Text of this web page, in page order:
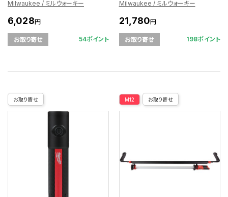
Milwaukee / ミルウォーキー
6,028円
お取り寄せ 54ポイント
Milwaukee / ミルウォーキー
21,780円
お取り寄せ 198ポイント
お取り寄せ M12 お取り寄せ